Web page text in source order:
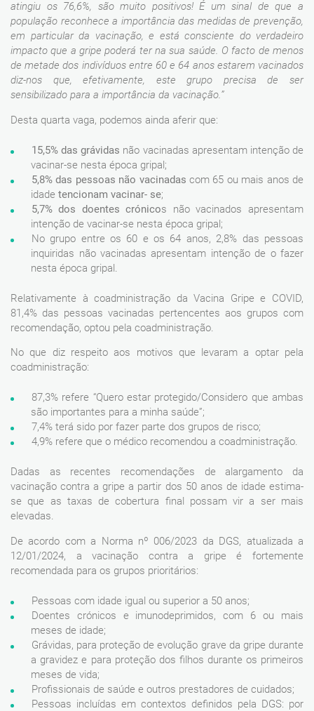
atingiu os 76,6%, são muito positivos! É um sinal de que a
população reconhece a importância das medidas de prevenção,
em particular da vacinação, e está consciente do verdadeiro
impacto que a gripe poderá ter na sua saúde. O facto de menos
de metade dos indivíduos entre 60 e 64 anos estarem vacinados
diz-nos que, efetivamente, este grupo precisa de ser
sensibilizado para a importância da vacinação.”
Desta quarta vaga, podemos ainda aferir que:
15,5% das grávidas não vacinadas apresentam intenção de
vacinar-se nesta época gripal;
5,8% das pessoas não vacinadas com 65 ou mais anos de
idadetencionam vacinar- se;
5,7% dos doentes crónicos não vacinados apresentam
intenção de vacinar-se nesta época gripal;
No grupo entre os 60 e os 64 anos, 2,8% das pessoas
inquiridas não vacinadas apresentam intenção de o fazer
nesta época gripal.
Relativamente à coadministração da Vacina Gripe e COVID,
81,4% das pessoas vacinadas pertencentes aos grupos com
recomendação, optou pela coadministração.
No que diz respeito aos motivos que levaram a optar pela
coadministração:
87,3% refere “Quero estar protegido/Considero que ambas
são importantes para a minha saúde”;
7,4% terá sido por fazer parte dos grupos de risco;
4,9% refere que o médico recomendou a coadministração.
Dadas as recentes recomendações de alargamento da
vacinação contra a gripe a partir dos 50 anos de idade estima-
se que as taxas de cobertura final possam vir a ser mais
elevadas.
De acordo com a Norma nº 006/2023 da DGS, atualizada a
12/01/2024, a vacinação contra a gripe é fortemente
recomendada para os grupos prioritários:
Pessoas com idade igual ou superior a 50 anos;
Doentes crónicos e imunodeprimidos, com 6 ou mais
meses de idade;
Grávidas, para proteção de evolução grave da gripe durante
a gravidez e para proteção dos filhos durante os primeiros
meses de vida;
Profissionais de saúde e outros prestadores de cuidados;
Pessoas incluídas em contextos definidos pela DGS: por